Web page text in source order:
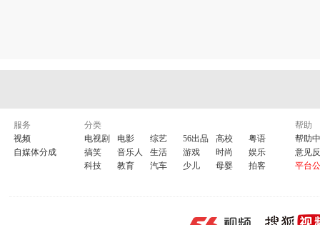
服务
视频
自媒体分成
分类
电视剧
电影 综艺 56出品 高校
粤语
搞笑
音乐人 生活 游戏 时尚
娱乐
科技
教育 汽车 少儿 母婴 拍客
帮助
帮助
意见
平台